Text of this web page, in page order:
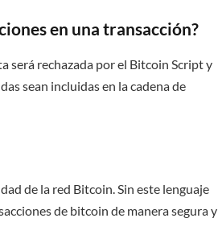
en una transacción?
será rechazada por el Bitcoin Script y
sean incluidas en la cadena de
de la red Bitcoin. Sin este lenguaje
de bitcoin de manera segura y